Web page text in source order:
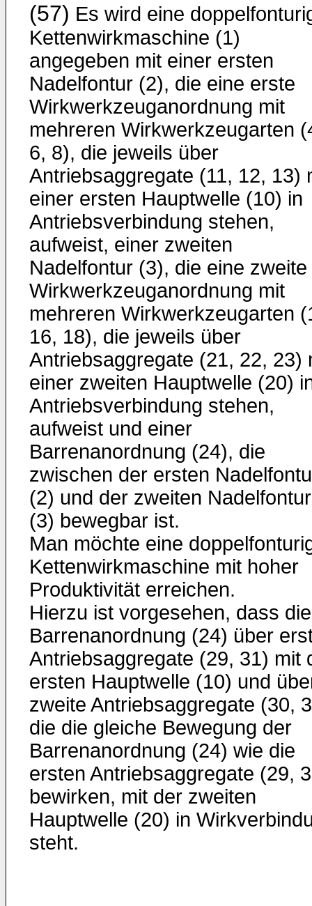
(57) Es wird eine
Kettenwirkmaschine (1)
angegeben mit einer ersten
Nadelfontur (2), die eine erste
Wirkwerkzeuganordnung mit
mehreren Wirkwerkzeugarten
6, 8), die jeweils über
Antriebsaggregate (11, 12, 13)
einer ersten Hauptwelle (10) in
Antriebsverbindung stehen,
aufweist, einer zweiten
Nadelfontur (3), die eine zweite
Wirkwerkzeuganordnung mit
mehreren Wirkwerkzeugarten
16, 18), die jeweils über
Antriebsaggregate (21, 22, 23)
einer zweiten Hauptwelle (20)
Antriebsverbindung stehen,
aufweist und einer
Barrenanordnung (24), die
zwischen der ersten
(2) und der zweiten Nadelfontur
(3) bewegbar ist.
Man möchte eine
Kettenwirkmaschine mit hoher
Produktivität erreichen.
Hierzu ist vorgesehen, dass die
Barrenanordnung (24) über
Antriebsaggregate (29, 31) mit
ersten Hauptwelle (10) und
zweite Antriebsaggregate (30,
die die gleiche Bewegung der
Barrenanordnung (24) wie die
ersten Antriebsaggregate (29,
bewirken, mit der zweiten
Hauptwelle (20) in
steht.